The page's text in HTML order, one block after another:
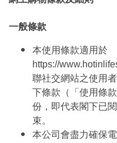
一般條款
本使用條款適用於
https://
聯社交網站之使用
下條款（「使用條
份，即代表閣下已
束。
本公司會盡力確保